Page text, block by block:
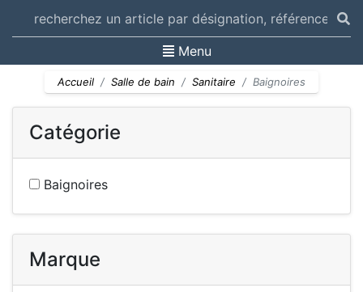
Toggle navigation
Menu
Accueil Salle de bain Sanitaire Baignoires
Catégorie
Baignoires
Marque